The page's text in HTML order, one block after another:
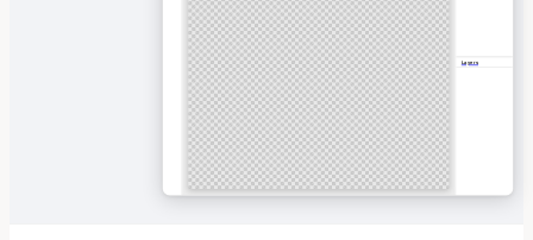
FLAT WHITE
CARAMEL CLOUD
COLD BREW TONIC
MATCHA OAT LATTE
AVOCADO TOAST
Layers